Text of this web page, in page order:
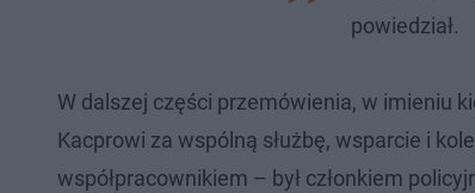
powiedział.
W dalszej części przemówienia, w imieniu
Kacprowi za wspólną służbę, wsparcie i
współpracownikiem – był członkiem